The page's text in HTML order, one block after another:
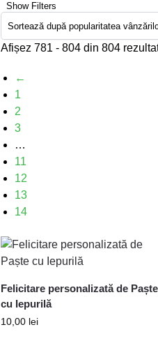
Show Filters
Afișez 781 - 804 din 804
←
1
2
3
…
11
12
13
14
Felicitare personalizată de Paște
cu Iepurilă
10,00 lei